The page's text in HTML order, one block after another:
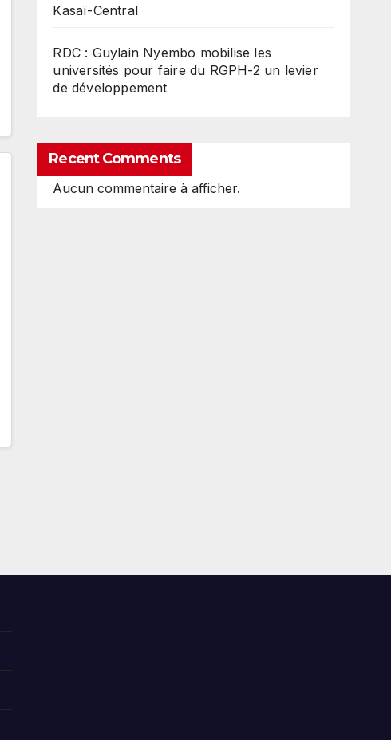
Kasaï-Central
RDC : Guylain Nyembo mobilise les
universités pour faire du RGPH-2 un levier
de développement
Recent Comments
Aucun commentaire à afficher.